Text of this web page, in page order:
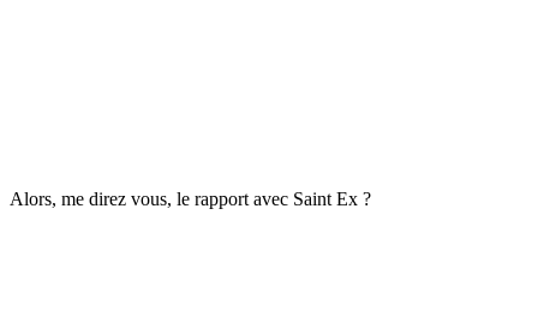
Alors, me direz vous, le rapport avec Saint Ex ?